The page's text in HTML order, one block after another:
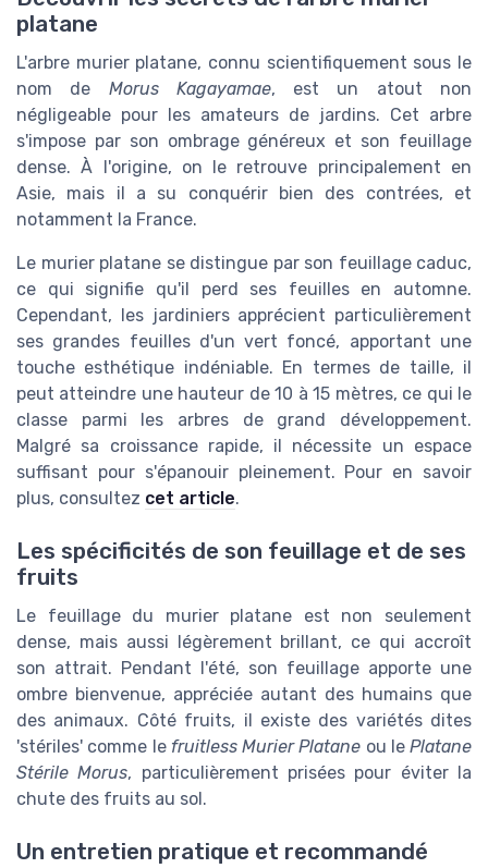
platane
L'arbre murier platane, connu scientifiquement sous le
nom de Morus Kagayamae, est un atout non
négligeable pour les amateurs de jardins. Cet arbre
s'impose par son ombrage généreux et son feuillage
dense. À l'origine, on le retrouve principalement en
Asie, mais il a su conquérir bien des contrées, et
notamment la France.
Le murier platane se distingue par son feuillage caduc,
ce qui signifie qu'il perd ses feuilles en automne.
Cependant, les jardiniers apprécient particulièrement
ses grandes feuilles d'un vert foncé, apportant une
touche esthétique indéniable. En termes de taille, il
peut atteindre une hauteur de 10 à 15 mètres, ce qui le
classe parmi les arbres de grand développement.
Malgré sa croissance rapide, il nécessite un espace
suffisant pour s'épanouir pleinement. Pour en savoir
plus, consultez cet article.
Les spécificités de son feuillage et de ses
fruits
Le feuillage du murier platane est non seulement
dense, mais aussi légèrement brillant, ce qui accroît
son attrait. Pendant l'été, son feuillage apporte une
ombre bienvenue, appréciée autant des humains que
des animaux. Côté fruits, il existe des variétés dites
'stériles' comme le fruitless Murier Platane ou le Platane
Stérile Morus, particulièrement prisées pour éviter la
chute des fruits au sol.
Un entretien pratique et recommandé